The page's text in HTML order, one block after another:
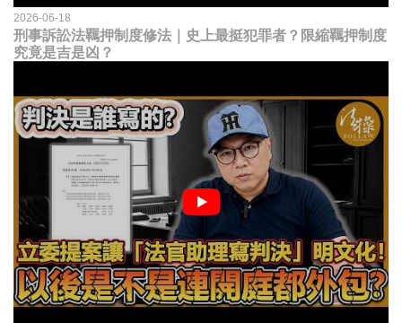
2026-06-18
刑事訴訟法羈押制度修法｜史上最挺犯罪者？限縮羈押制度
究竟是吉是凶？